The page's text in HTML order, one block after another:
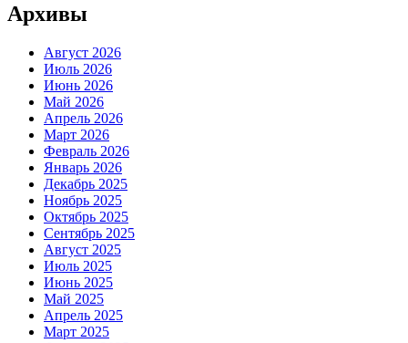
Архивы
Август 2026
Июль 2026
Июнь 2026
Май 2026
Апрель 2026
Март 2026
Февраль 2026
Январь 2026
Декабрь 2025
Ноябрь 2025
Октябрь 2025
Сентябрь 2025
Август 2025
Июль 2025
Июнь 2025
Май 2025
Апрель 2025
Март 2025